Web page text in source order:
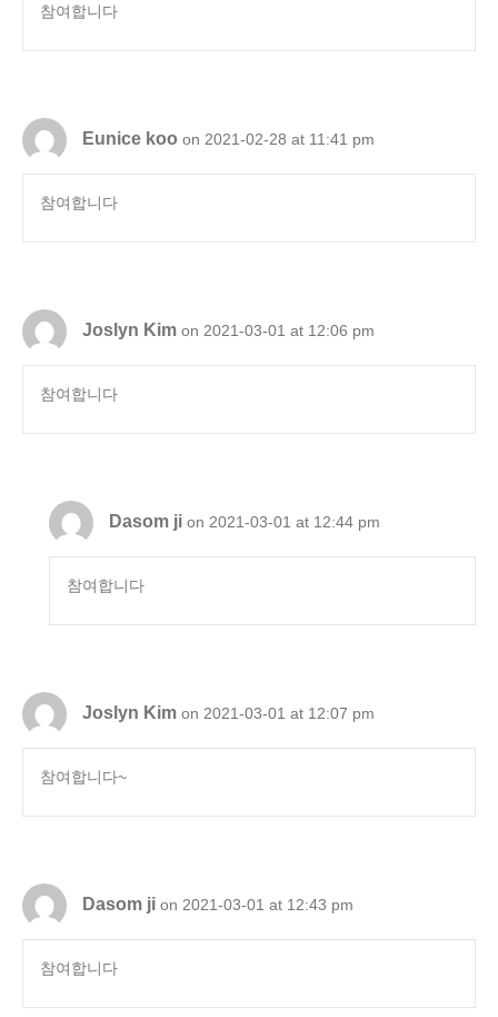
참여합니다
Eunice koo on 2021-02-28 at 11:41 pm
참여합니다
Joslyn Kim on 2021-03-01 at 12:06 pm
참여합니다
Dasom ji on 2021-03-01 at 12:44 pm
참여합니다
Joslyn Kim on 2021-03-01 at 12:07 pm
참여합니다~
Dasom ji on 2021-03-01 at 12:43 pm
참여합니다